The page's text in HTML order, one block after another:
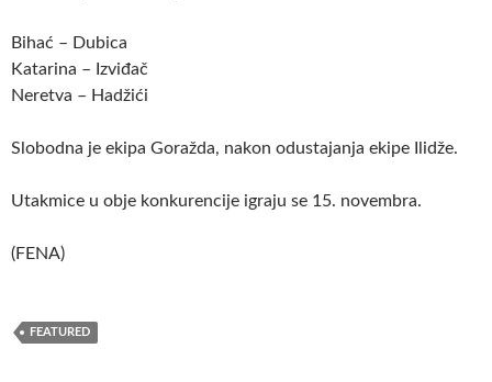
Bihać – Dubica
Katarina – Izviđač
Neretva – Hadžići
Slobodna je ekipa Goražda, nakon odustajanja ekipe Ilidže.
Utakmice u obje konkurencije igraju se 15. novembra.
(FENA)
FEATURED